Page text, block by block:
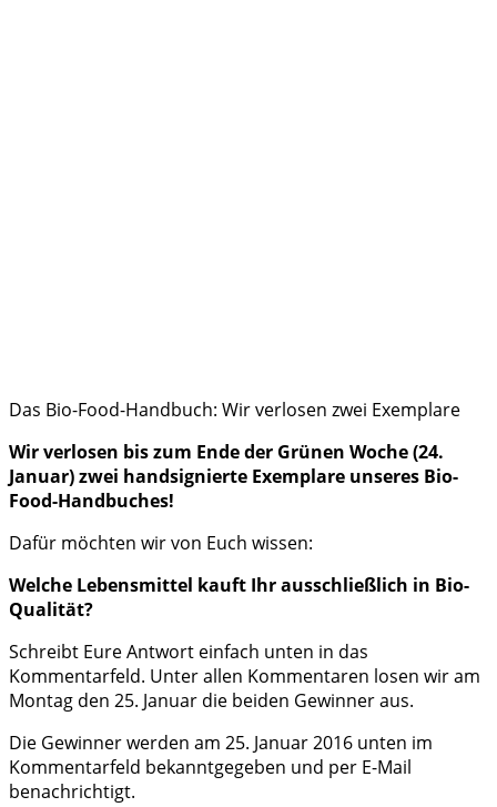
Das Bio-Food-Handbuch: Wir verlosen zwei Exemplare
Wir verlosen bis zum Ende der Grünen Woche (24.
Januar) zwei handsignierte Exemplare unseres Bio-
Food-Handbuches!
Dafür möchten wir von Euch wissen:
Welche Lebensmittel kauft Ihr ausschließlich in Bio-
Qualität?
Schreibt Eure Antwort einfach unten in das
Kommentarfeld. Unter allen Kommentaren losen wir am
Montag den 25. Januar die beiden Gewinner aus.
Die Gewinner werden am 25. Januar 2016 unten im
Kommentarfeld bekanntgegeben und per E-Mail
benachrichtigt.